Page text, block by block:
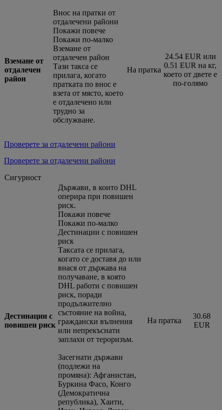
Вземане от
отдалечен
район
Внос на пратки от
отдалечени райони
Покажи повече
Покажи по-малко
Вземане от
отдалечен район
Тази такса се
прилага, когато
пратката по внос е
взета от място, което
е отдалечено или
трудно за
обслужване.
На пратка
24.54 EUR или
0.51 EUR на кг,
което от двете е
по-голямо
Проверете за отдалечени райони
Проверете за отдалечени райони
Сигурност
Дестинации с
повишен риск
Държави, в които DHL
оперира при повишен
риск.
Покажи повече
Покажи по-малко
Дестинации с повишен
риск
Таксата се прилага,
когато се доставя до или
внася от държава на
получаване, в която
DHL работи с повишен
риск, поради
продължително
състояние на война,
граждански вълнения
или непрекъснати
заплахи от тероризъм.
Засегнати държави
(подлежи на
промяна): Афганистан,
Буркина Фасо, Конго
(Демократична
република), Хаити,
На пратка
30.68
EUR